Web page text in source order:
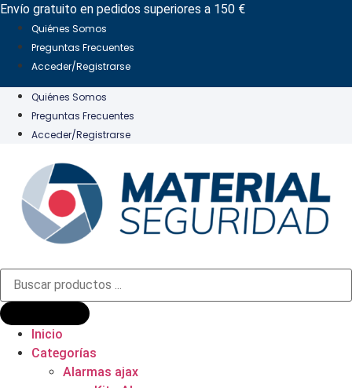
Ir
contenido
Envío gratuito en pedidos superiores a 150 €
Quiénes Somos
Preguntas Frecuentes
Acceder/Registrarse
Quiénes Somos
Preguntas Frecuentes
Acceder/Registrarse
Búsqueda
productos
Inicio
Categorías
Alarmas ajax